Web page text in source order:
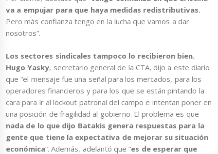
va a empujar para que haya medidas redistributivas.
Pero más confianza tengo en la lucha que vamos a dar
nosotros”.
Los sectores sindicales tampoco lo recibieron bien.
Hugo Yasky, secretario general de la CTA, dijo a este diario
que “el mensaje fue una señal para los mercados, para los
operadores financieros y para los que se están pintando la
cara para ir al lockout patronal del campo e intentan poner en
una posición de fragilidad al gobierno. El problema es que
nada de lo que dijo Batakis genera respuestas para la
gente que tiene la expectativa de mejorar su situación
económica“. Además, adelantó que “es de esperar que